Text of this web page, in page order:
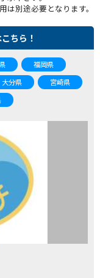
別途必要となります。
ちら！
福岡県
大分県
宮崎県